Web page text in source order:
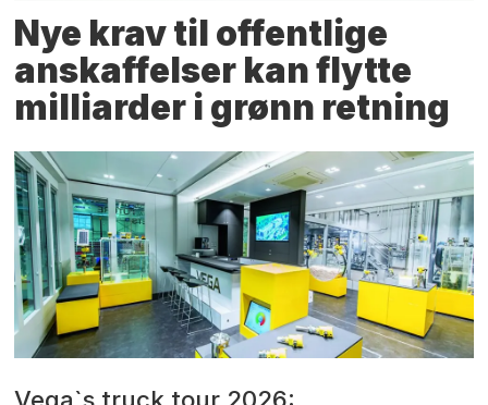
Nye krav til offentlige
anskaffelser kan flytte
milliarder i grønn retning
Vega`s truck tour 2026: